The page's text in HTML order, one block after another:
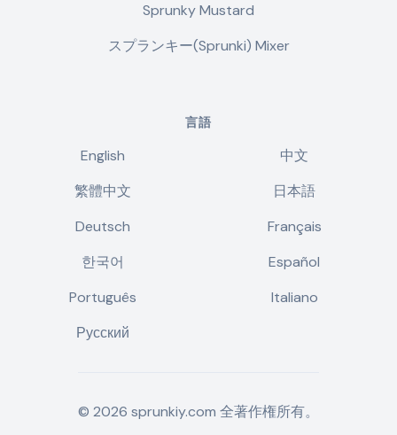
Sprunky Mustard
スプランキー(Sprunki) Mixer
言語
English
中文
繁體中文
日本語
Deutsch
Français
한국어
Español
Português
Italiano
Русский
© 2026 sprunkiy.com 全著作権所有。